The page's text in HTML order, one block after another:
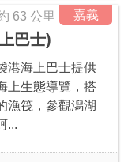
嘉義
巴士)
63 公里
港海上巴士提供
上生態導覽，搭
漁筏，參觀潟湖
...